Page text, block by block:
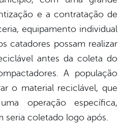
e a contratação de
equipamento individual
catadores possam realizar
antes da coleta do
A população
o material reciclável, que
operação específica,
seria coletado logo após.